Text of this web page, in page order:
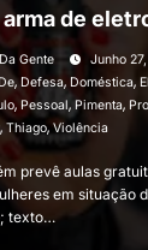
de
pessoal de
Gente
Junho
De,Defesa, Doméstica,
, Pessoal, Pimenta,
,Thiago,Violência
prevê aulas
em situação
texto…